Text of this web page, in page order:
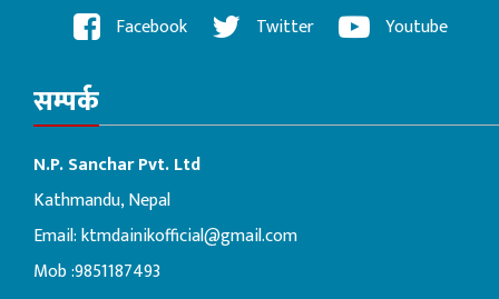
Facebook Twitter Youtube
सम्पर्क
N.P. Sanchar Pvt. Ltd
Kathmandu, Nepal
Email:ktmdainikofficial@gmail.com
Mob :9851187493